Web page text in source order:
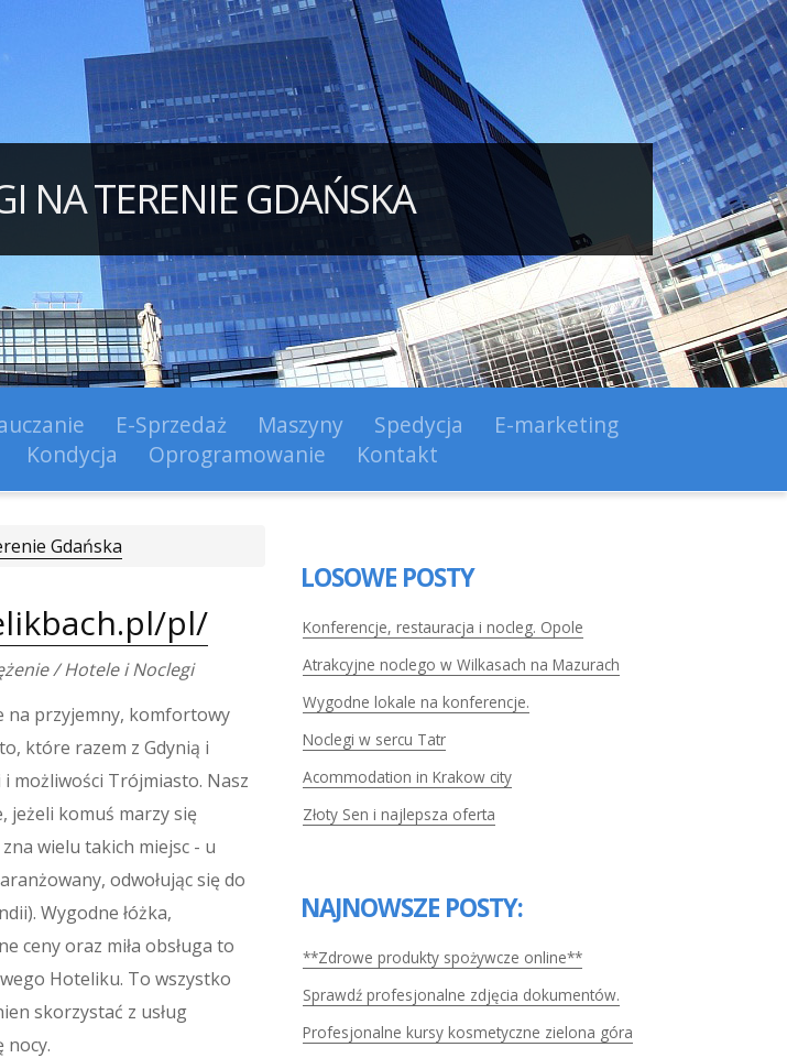
NA TERENIE GDAŃSKA
E-Sprzedaż Maszyny Spedycja
E-marketing
Kondycja Oprogramowanie Kontakt
Gdańska
pl/
/ Hotele i Noclegi
na przyjemny, komfortowy
które razem z Gdynią i
możliwości Trójmiasto. Nasz
jeżeli komuś marzy się
wielu takich miejsc - u
odwołując się do
Wygodne łóżka,
ceny oraz miła obsługa to
Hoteliku. To wszystko
skorzystać z usług
nocy.
LOSOWE POSTY
Konferencje, restauracja i nocleg. Opole
Atrakcyjne noclego w Wilkasach na Mazurach
Wygodne lokale na konferencje.
Noclegi w sercu Tatr
Acommodation in Krakow city
Złoty Sen i najlepsza oferta
NAJNOWSZE POSTY:
**Zdrowe produkty spożywcze online**
Sprawdź profesjonalne zdjęcia dokumentów.
Profesjonalne kursy kosmetyczne zielona góra